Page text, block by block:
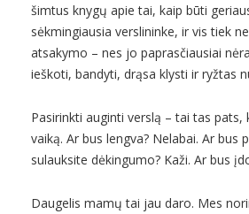
šimtus knygų apie tai, kaip būti
sėkmingiausia verslininke, ir vis tiek
atsakymo – nes jo paprasčiausiai
ieškoti, bandyti, drąsa klysti ir ryžtas
Pasirinkti auginti verslą – tai tas pats,
vaiką. Ar bus lengva? Nelabai. Ar bus
sulauksite dėkingumo? Kaži. Ar bus
Daugelis mamų tai jau daro. Mes